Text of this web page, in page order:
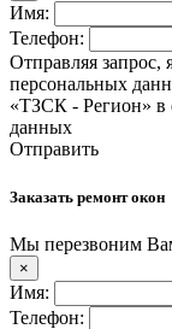
Имя:
Телефон:
Отправляя запрос,
персональных
«ТЗСК - Регион» в
данных
Отправить
Заказать ремонт окон
Мы перезвоним
×
Имя:
Телефон: